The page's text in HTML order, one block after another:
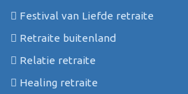
Festival van Liefde retraite
Retraite buitenland
Relatie retraite
Healing retraite